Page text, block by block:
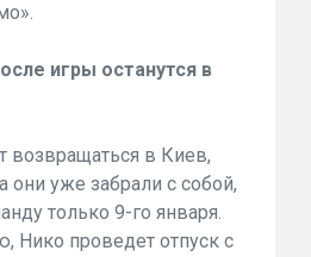
игры останутся в
возвращаться в Киев,
они уже забрали с собой,
только 9-го января.
Нико проведет отпуск с